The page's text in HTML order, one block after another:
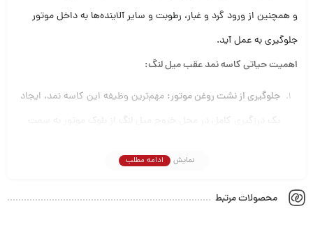
و همچنین از ورود گرد و غبار، رطوبت و سایر آلاینده‌ها به داخل موتور
جلوگیری به عمل آید.
اهمیت حیاتی کاسه نمد عقب میل لنگ:
جلوگیری از نشت روغن موتور: مهم‌ترین وظیفه این کاسه نمد، ایجاد
یک درزگیری کامل در محل خروج میل لنگ از بلوک موتور به سمت
کاهش سطح روغن موتور شود. کمبود روغن، مهم‌ترین عامل
استهلاک سریع قطعات داخلی موتور، افزایش دما، ایجاد اصطکاک
نمایش ادامه مطلب
محصولات مرتبط